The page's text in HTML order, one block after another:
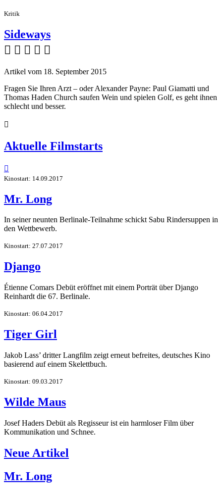
Kritik
Sideways
    
Artikel vom 18. September 2015
Fragen Sie Ihren Arzt – oder Alexander Payne: Paul Giamatti und
Thomas Haden Church saufen Wein und spielen Golf, es geht ihnen
schlecht und besser.

Aktuelle Filmstarts

Kinostart: 14.09.2017
Mr. Long
In seiner neunten Berlinale-Teilnahme schickt Sabu Rindersuppen in
den Wettbewerb.
Kinostart: 27.07.2017
Django
Étienne Comars Debüt eröffnet mit einem Porträt über Django
Reinhardt die 67. Berlinale.
Kinostart: 06.04.2017
Tiger Girl
Jakob Lass’ dritter Langfilm zeigt erneut befreites, deutsches Kino
basierend auf einem Skelettbuch.
Kinostart: 09.03.2017
Wilde Maus
Josef Haders Debüt als Regisseur ist ein harmloser Film über
Kommunikation und Schnee.
Neue Artikel
Mr. Long